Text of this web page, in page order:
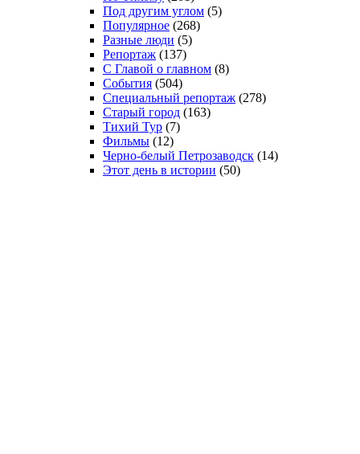
Под другим углом (5)
Популярное (268)
Разные люди (5)
Репортаж (137)
С Главой о главном (8)
События (504)
Специальный репортаж (278)
Старый город (163)
Тихий Тур (7)
Фильмы (12)
Черно-белый Петрозаводск (14)
Этот день в истории (50)